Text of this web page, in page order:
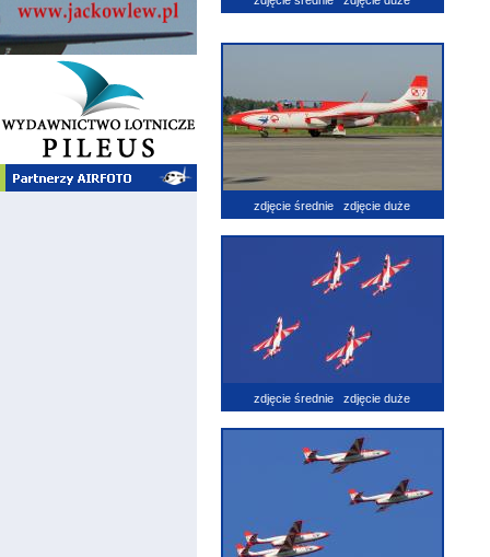
zdjęcie średnie zdjęcie duże
zdjęcie średnie zdjęcie duże